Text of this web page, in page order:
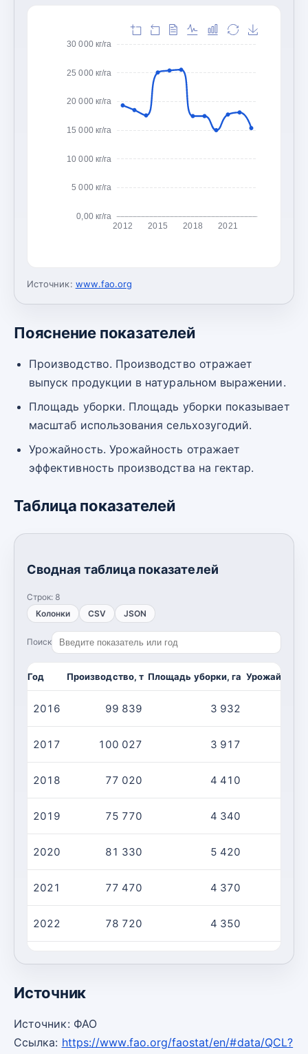
0,00 кг/га
5 000 кг/га
10 000 кг/га
15 000 кг/га
20 000 кг/га
25 000 кг/га
30 000 кг/га
2012 2015 2018 2021
Источник: www.fao.org
Пояснение показателей
Производство. Производство отражает
выпуск продукции в натуральном выражении.
Площадь уборки. Площадь уборки показывает
масштаб использования сельхозугодий.
Урожайность. Урожайность отражает
эффективность производства на гектар.
Таблица показателей
Сводная таблица показателей
Строк: 8
Колонки
CSV JSON
Поиск
Год Производство, т Площадь уборки, га
2016 99 839 3 932
2017 100 027 3 917
2018 77 020 4 410
2019 75 770 4 340
2020 81 330 5 420
2021 77 470 4 370
2022 78 720 4 350
Источник
Источник: ФАО
Ссылка: https://www.fao.org/faostat/en/#data/QCL?